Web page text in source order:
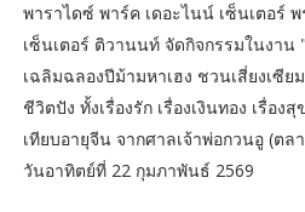
พาราไดซ์ พาร์ค เดอะไนน์ เซ็นเตอร์
เซ็นเตอร์ ติวานนท์ จัดกิจกรรมในงาน
เฉลิมฉลองปีม้ามหาเฮง ชวนเสี่ยงเซี
ชีวิตปัง ทั้งเรื่องรัก เรื่องเงินทอง เรื่อ
เทียบอายุจีน จากศาลเจ้าพ่อกวนอู (ตล
วันอาทิตย์ที่ 22 กุมภาพันธ์ 2569